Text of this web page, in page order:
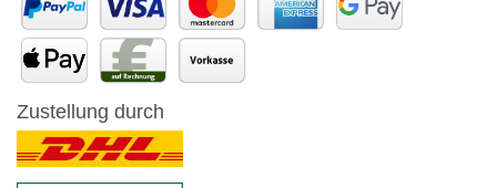
Zustellung durch